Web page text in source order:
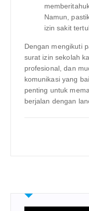
Namun,
izin sakit
Dengan mengikuti
surat izin sekolah
profesional, dan
komunikasi yang
penting untuk
berjalan dengan